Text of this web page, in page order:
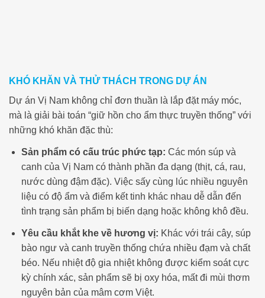
KHÓ KHĂN VÀ THỬ THÁCH TRONG DỰ ÁN
Dự án Vị Nam không chỉ đơn thuần là lắp đặt máy móc,
mà là giải bài toán “giữ hồn cho ẩm thực truyền thống” với
những khó khăn đặc thù:
Sản phẩm có cấu trúc phức tạp: Các món súp và
canh của Vị Nam có thành phần đa dạng (thịt, cá, rau,
nước dùng đậm đặc). Việc sấy cùng lúc nhiều nguyên
liệu có độ ẩm và điểm kết tinh khác nhau dễ dẫn đến
tình trạng sản phẩm bị biến dạng hoặc không khô đều.
Yêu cầu khắt khe về hương vị: Khác với trái cây, súp
bào ngư và canh truyền thống chứa nhiều đạm và chất
béo. Nếu nhiệt độ gia nhiệt không được kiểm soát cực
kỳ chính xác, sản phẩm sẽ bị oxy hóa, mất đi mùi thơm
nguyên bản của mâm cơm Việt.